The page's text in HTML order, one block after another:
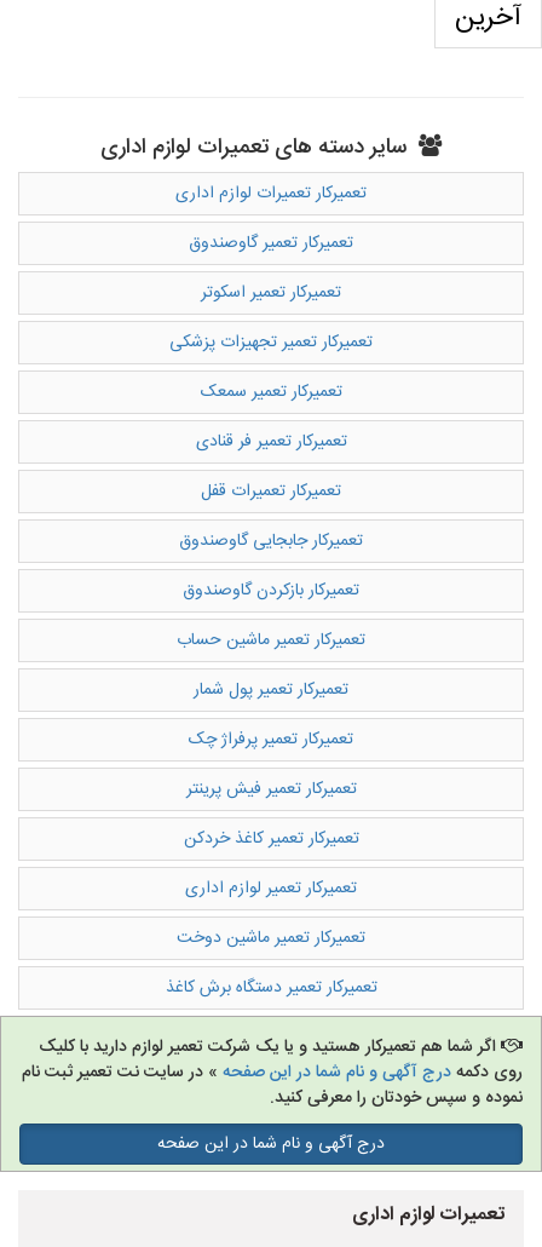
آخرین
سایر دسته های تعمیرات لوازم اداری
تعمیرکار تعمیرات لوازم اداری
تعمیرکار تعمیر گاوصندوق
تعمیرکار تعمیر اسکوتر
تعمیرکار تعمیر تجهیزات پزشکی
تعمیرکار تعمیر سمعک
تعمیرکار تعمیر فر قنادی
تعمیرکار تعمیرات قفل
تعمیرکار جابجایی گاوصندوق
تعمیرکار بازکردن گاوصندوق
تعمیرکار تعمیر ماشین حساب
تعمیرکار تعمیر پول شمار
تعمیرکار تعمیر پرفراژ چک
تعمیرکار تعمیر فيش پرینتر
تعمیرکار تعمیر کاغذ خردکن
تعمیرکار تعمیر لوازم اداری
تعمیرکار تعمیر ماشین دوخت
تعمیرکار تعمیر دستگاه برش کاغذ
اگر شما هم تعمیرکار هستید و یا یک شرکت تعمیر لوازم دارید با کلیک
روی دکمهدرج آگهی و نام شما در این صفحه » در سایت نت تعمیر ثبت نام
نموده و سپس خودتان را معرفی کنید.
درج آگهی و نام شما در این صفحه
تعمیرات لوازم اداری